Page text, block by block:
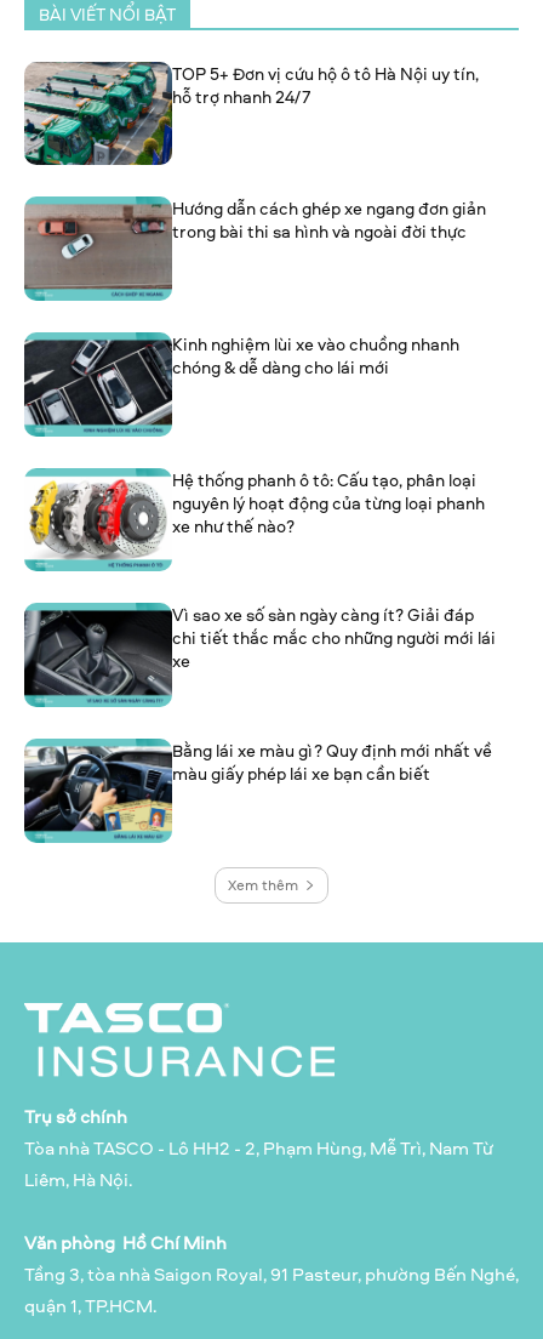
BÀI VIẾT NỔI BẬT
TOP 5+ Đơn vị cứu hộ ô tô Hà Nội uy tín,
hỗ trợ nhanh 24/7
Hướng dẫn cách ghép xe ngang đơn giản
trong bài thi sa hình và ngoài đời thực
Kinh nghiệm lùi xe vào chuồng nhanh
chóng & dễ dàng cho lái mới
Hệ thống phanh ô tô: Cấu tạo, phân loại
nguyên lý hoạt động của từng loại phanh
xe như thế nào?
Vì sao xe số sàn ngày càng ít? Giải đáp
chi tiết thắc mắc cho những người mới lái
xe
Bằng lái xe màu gì? Quy định mới nhất về
màu giấy phép lái xe bạn cần biết
Xem thêm
Trụ sở chính
Tòa nhà TASCO - Lô HH2 - 2, Phạm Hùng, Mễ Trì, Nam Từ
Liêm, Hà Nội.
Văn phòng Hồ Chí Minh
Tầng 3, tòa nhà Saigon Royal, 91 Pasteur, phường Bến Nghé,
quận 1, TP.HCM.